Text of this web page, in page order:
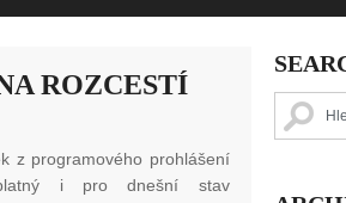
ROZCESTÍ
z programového prohlášení
i pro dnešní stav